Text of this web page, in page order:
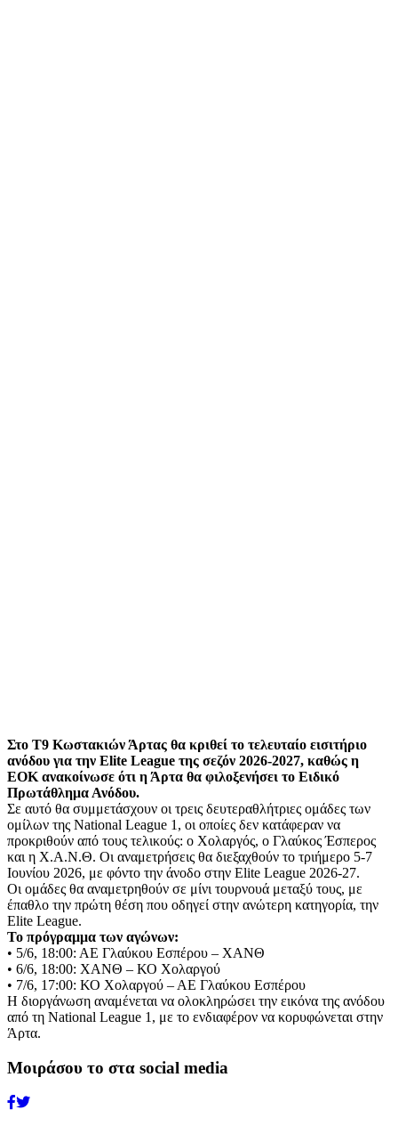
Στο Τ9 Κωστακιών Άρτας θα κριθεί το τελευταίο εισιτήριο
ανόδου για την Elite League της σεζόν 2026-2027, καθώς η
ΕΟΚ ανακοίνωσε ότι η Άρτα θα φιλοξενήσει το Ειδικό
Πρωτάθλημα Ανόδου.
Σε αυτό θα συμμετάσχουν οι τρεις δευτεραθλήτριες ομάδες των
ομίλων της National League 1, οι οποίες δεν κατάφεραν να
προκριθούν από τους τελικούς: ο Χολαργός, ο Γλαύκος Έσπερος
και η Χ.Α.Ν.Θ. Οι αναμετρήσεις θα διεξαχθούν το τριήμερο 5-7
Ιουνίου 2026, με φόντο την άνοδο στην Elite League 2026-27.
Οι ομάδες θα αναμετρηθούν σε μίνι τουρνουά μεταξύ τους, με
έπαθλο την πρώτη θέση που οδηγεί στην ανώτερη κατηγορία, την
Elite League.
Το πρόγραμμα των αγώνων:
• 5/6, 18:00: ΑΕ Γλαύκου Εσπέρου – ΧΑΝΘ
• 6/6, 18:00: ΧΑΝΘ – ΚΟ Χολαργού
• 7/6, 17:00: ΚΟ Χολαργού – ΑΕ Γλαύκου Εσπέρου
Η διοργάνωση αναμένεται να ολοκληρώσει την εικόνα της ανόδου
από τη National League 1, με το ενδιαφέρον να κορυφώνεται στην
Άρτα.
Μοιράσου το στα social media